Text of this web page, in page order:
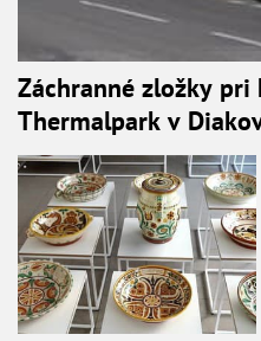
Záchranné zložky pri
Thermalpark v